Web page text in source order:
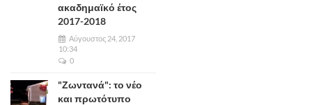
ακαδημαϊκό έτος
2017-2018
Αύγουστος 24, 2017
10:34
0
"Ζωντανά": το νέο
και πρωτότυπο